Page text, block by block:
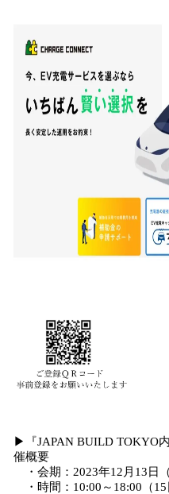
▶『JAPAN BUILD TOKYO
催概要
・会期：2023年12月13日
・時間：10:00～18:00（15